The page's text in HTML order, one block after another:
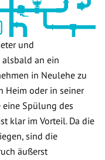
und
alsbald an ein
in Neulehe zu
Heim oder in seiner
Spülung des
klar im Vorteil. Da die
sind die
äußerst